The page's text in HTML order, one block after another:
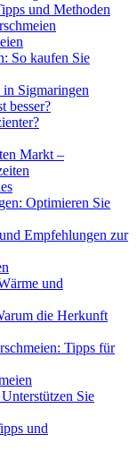
und Methoden
So kaufen Sie
Sigmaringen
besser?
Markt –
Optimieren Sie
Empfehlungen zur
und
die Herkunft
Tipps für
Sie
und